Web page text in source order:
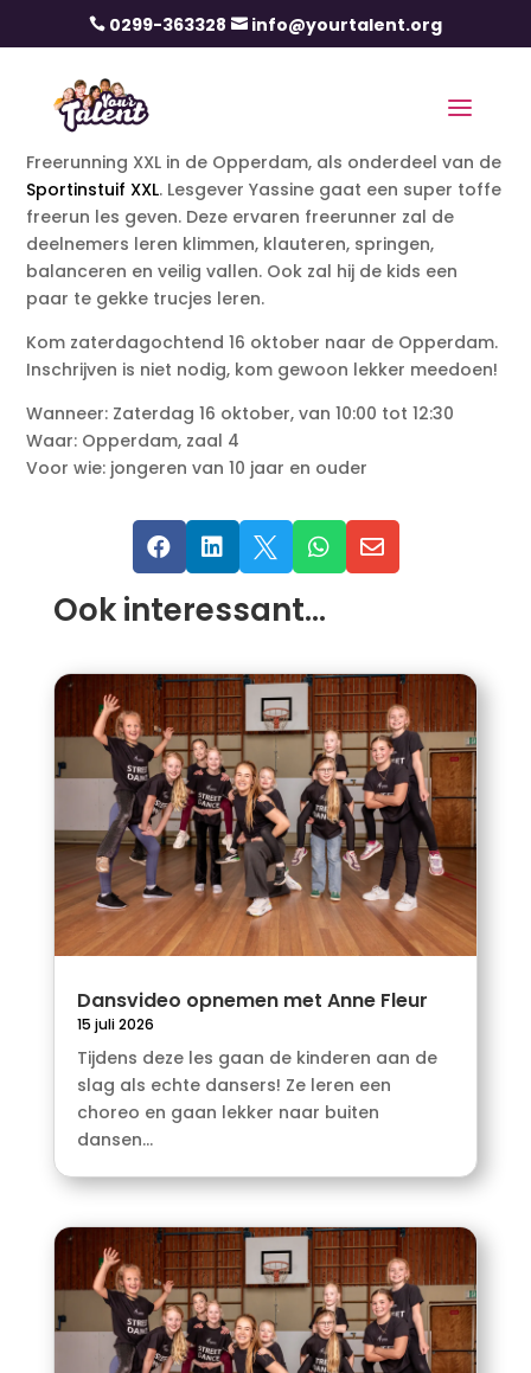
 0299-363328  info@yourtalent.org
Freerunning XXL in de Opperdam, als onderdeel van de
Sportinstuif XXL. Lesgever Yassine gaat een super toffe
freerun les geven. Deze ervaren freerunner zal de
deelnemers leren klimmen, klauteren, springen,
balanceren en veilig vallen. Ook zal hij de kids een
paar te gekke trucjes leren.
Kom zaterdagochtend 16 oktober naar de Opperdam.
Inschrijven is niet nodig, kom gewoon lekker meedoen!
Wanneer: Zaterdag 16 oktober, van 10:00 tot 12:30
Waar: Opperdam, zaal 4
Voor wie: jongeren van 10 jaar en ouder
    
Ook interessant…
Dansvideo opnemen met Anne Fleur
15 juli 2026
Tijdens deze les gaan de kinderen aan de
slag als echte dansers! Ze leren een
choreo en gaan lekker naar buiten
dansen...